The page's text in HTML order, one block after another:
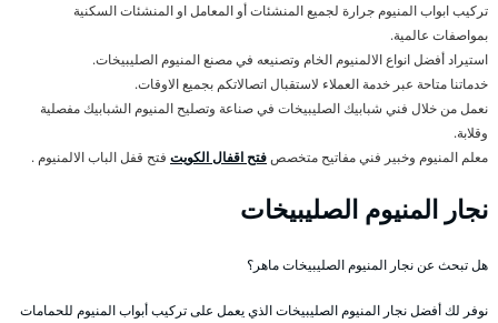
تركيب ابواب المنيوم جرارة لجميع المنشئات أو المعامل او المنشئات السكنية
بمواصفات عالمية.
استيراد أفضل انواع الالمنيوم الخام وتصنيعه في مصنع المنيوم الصليبيخات.
خدماتنا متاحة عبر خدمة العملاء لاستقبال اتصالاتكم بجميع الاوقات.
نعمل من خلال فني شبابيك الصليبيخات في صناعة وتصليح المنيوم الشبابيك مفصلية
وقلابة.
معلم المنيوم وخبير فني مفاتيح متخصصفتح اقفال الكويت فتح قفل الباب الالمنيوم .
نجار المنيوم الصليبيخات
هل تبحث عن نجار المنيوم الصليبيخات ماهر؟
نوفر لك أفضل نجار المنيوم الصليبيخات الذي يعمل على تركيب أبواب المنيوم للحمامات